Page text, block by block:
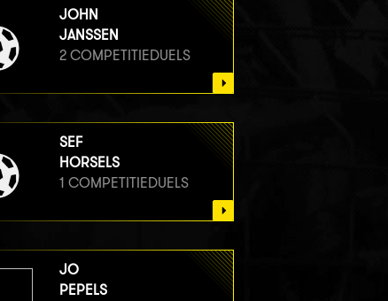
JOHN
JANSSEN
2 COMPETITIEDUELS
SEF
HORSELS
1 COMPETITIEDUELS
JO
PEPELS